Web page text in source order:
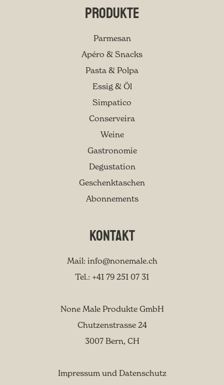
Produkte
Parmesan
Apéro & Snacks
Pasta & Polpa
Essig & Öl
Simpatico
Conserveira
Weine
Gastronomie
Degustation
Geschenktaschen
Abonnements
Kontakt
Mail: info@nonemale.ch
Tel.: +41 79 251 07 31
None Male Produkte GmbH
Chutzenstrasse 24
3007 Bern, CH
Impressum und Datenschutz